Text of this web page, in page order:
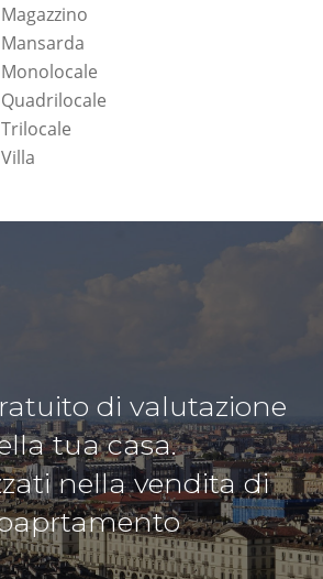
di valutazione
tua casa.
nella vendita di